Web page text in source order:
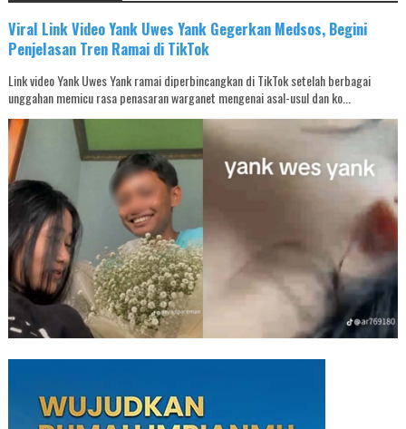
Viral Link Video Yank Uwes Yank Gegerkan Medsos, Begini
Penjelasan Tren Ramai di TikTok
Link video Yank Uwes Yank ramai diperbincangkan di TikTok setelah berbagai
unggahan memicu rasa penasaran warganet mengenai asal-usul dan ko...